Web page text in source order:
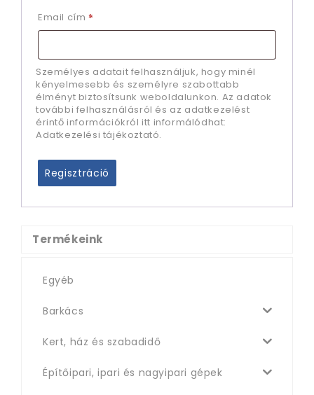
Email cím *
Személyes adatait felhasználjuk, hogy minél
kényelmesebb és személyre szabottabb
élményt biztosítsunk weboldalunkon. Az adatok
további felhasználásról és az adatkezelést
érintő információkról itt informálódhat:
Adatkezelési tájékoztató.
Termékeink
Egyéb
Barkács
Kert, ház és szabadidő
Építőipari, ipari és nagyipari gépek